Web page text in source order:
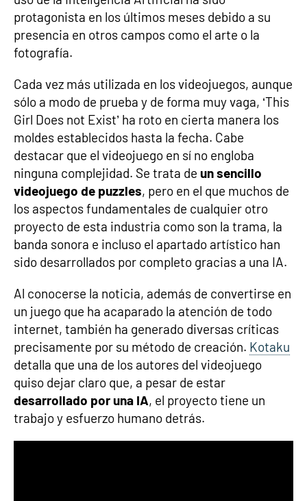
protagonista en los últimos meses debido a su
presencia en otros campos como el arte o la
fotografía.
Cada vez más utilizada en los videojuegos, aunque
sólo a modo de prueba y de forma muy vaga, ‘This
Girl Does not Exist’ ha roto en cierta manera los
moldes establecidos hasta la fecha. Cabe
destacar que el videojuego en sí no engloba
ninguna complejidad. Se trata de un sencillo
videojuego de puzzles, pero en el que muchos de
los aspectos fundamentales de cualquier otro
proyecto de esta industria como son la trama, la
banda sonora e incluso el apartado artístico han
sido desarrollados por completo gracias a una IA.
Al conocerse la noticia, además de convertirse en
un juego que ha acaparado la atención de todo
internet, también ha generado diversas críticas
precisamente por su método de creación. Kotaku
detalla que una de los autores del videojuego
quiso dejar claro que, a pesar de estar
desarrollado por una IA, el proyecto tiene un
trabajo y esfuerzo humano detrás.